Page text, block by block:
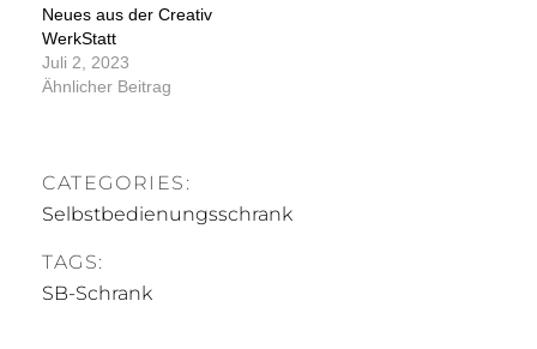
Neues aus der Creativ
WerkStatt
Juli 2, 2023
Ähnlicher Beitrag
CATEGORIES:
Selbstbedienungsschrank
TAGS:
SB-Schrank